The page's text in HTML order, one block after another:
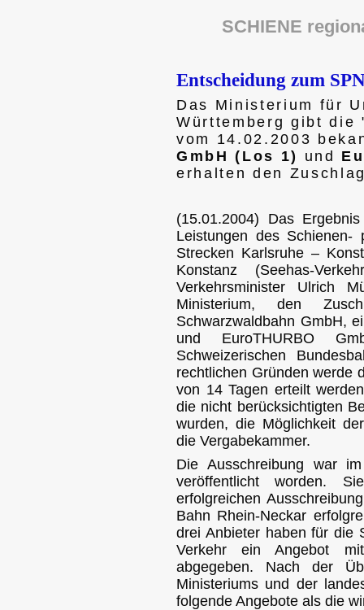
SCHIENE
Entscheidung zum
Das Ministerium für
Württemberg gibt die
vom 14.02.2003
GmbH (Los 1)
und
erhalten den
(15.01.2004) Das
Leistungen des Schienen-
Strecken Karlsruhe –
Konstanz (Seehas-
Verkehrsminister Ulrich
Ministerium, den
Schwarzwaldbahn GmbH,
und EuroTHURBO
Schweizerischen
rechtlichen Gründen werde
von 14 Tagen erteilt
die nicht berücksichtigten
wurden, die Möglichkeit
die Vergabekammer.
Die Ausschreibung war
veröffentlicht worden.
erfolgreichen
Bahn Rhein-Neckar
drei Anbieter haben für die
Verkehr ein Angebot
abgegeben. Nach der
Ministeriums und der
folgende Angebote als die